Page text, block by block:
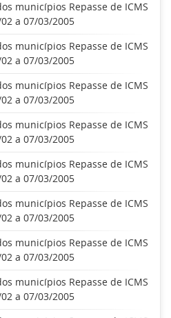
municípios Repasse de ICMS
a 07/03/2005
municípios Repasse de ICMS
a 07/03/2005
municípios Repasse de ICMS
a 07/03/2005
municípios Repasse de ICMS
a 07/03/2005
municípios Repasse de ICMS
a 07/03/2005
municípios Repasse de ICMS
a 07/03/2005
municípios Repasse de ICMS
a 07/03/2005
municípios Repasse de ICMS
a 07/03/2005